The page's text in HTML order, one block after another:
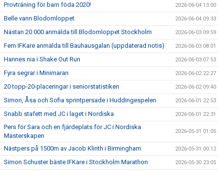
Provträning för barn föda 2020! 2026-06-04 13:00
Belle vann Blodomloppet 2026-06-04 09:33
Nästan 20 000 anmälda till Blodomloppet Stockholm 2026-06-03 09:59
Fem IFKare anmälda till Bauhausgalan (uppdaterad notis) 2026-06-03 08:01
Hannes nia i Shake Out Run 2026-06-03 07:53
Fyra segrar i Minimaran 2026-06-02 22:27
20 topp-20-placeringar i seniorstatistiken 2026-06-02 09:40
Simon, Åsa och Sofia sprintpersade i Huddingespelen 2026-06-01 22:53
Snabb stafett med JC i laget i Nordiska 2026-06-01 22:31
Pers för Sara och en fjärdeplats för JC i Nordiska
Mästerskapen
2026-05-31 01:05
Nästpers på 1500m av Jacob Klinth i Birmingham 2026-05-31 00:12
Simon Schuster bäste IFKare i Stockholm Marathon 2026-05-30 23:05